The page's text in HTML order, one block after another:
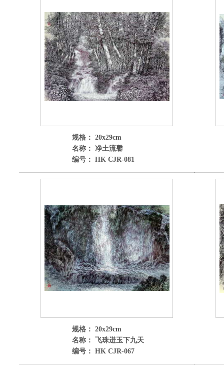
规格： 20x29cm
名称： 净土流馨
编号： HK CJR-081
规格： 20x29cm
名称： 飞珠迸玉下九天
编号： HK CJR-067